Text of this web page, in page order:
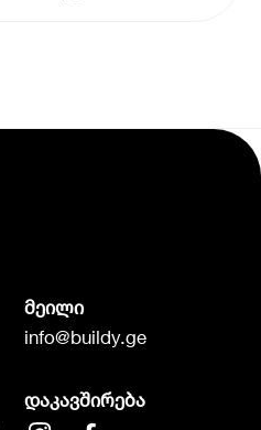
მეილი
info@buildy.ge
დაკავშირება